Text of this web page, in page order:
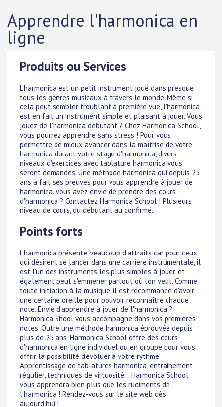
Apprendre l'harmonica en
ligne
Produits ou Services
L'harmonica est un petit instrument joué dans presque
tous les genres musicaux à travers le monde. Même si
cela peut sembler troublant à première vue, l'harmonica
est en fait un instrument simple et plaisant à jouer. Vous
jouez de l'harmonica débutant ? Chez Harmonica School,
vous pourrez apprendre sans stress ! Pour vous
permettre de mieux avancer dans la maîtrise de votre
harmonica durant votre stage d'harmonica, divers
niveaux d'exercices avec tablature harmonica vous
seront demandés. Une méthode harmonica qui depuis 25
ans a fait ses preuves pour vous apprendre à jouer de
harmonica. Vous avez envie de prendre des cours
d'harmonica ? Contactez Harmonica School ! Plusieurs
niveau de cours, du débutant au confirmé.
Points forts
L'harmonica présente beaucoup d'attraits car pour ceux
qui désirent se lancer dans une carrière instrumentale, il
est l'un des instruments les plus simples à jouer, et
également peut s'emmener partout où l'on veut. Comme
toute initiation à la musique, il est recommandé d'avoir
une certaine oreille pour pouvoir reconnaître chaque
note. Envie d'apprendre à jouer de l'harmonica ?
Harmonica Shool vous accompagne dans vos premières
notes. Outre une méthode harmonica éprouvée depuis
plus de 25 ans, Harmonica School offre des cours
d'harmonica en ligne individuel ou en groupe pour vous
offrir la possibilité d'évoluer à votre rythme.
Apprentissage de tablatures harmonica, entrainement
régulier, techniques de virtuosité... Harmonica School
vous apprendra bien plus que les rudiments de
l'harmonica ! Rendez-vous sur le site web dès
aujourd'hui !